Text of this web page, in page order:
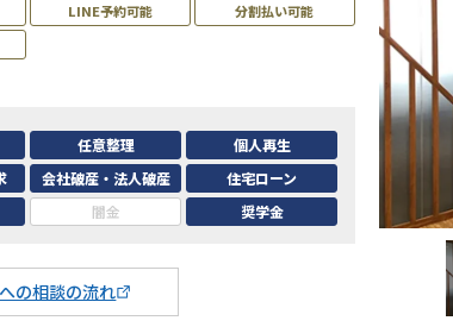
LINE予約可能
分割払い可能
の相談の流れ
任意整理
個人再生
会社破産・法人破産
住宅ローン
闇金 奨学金